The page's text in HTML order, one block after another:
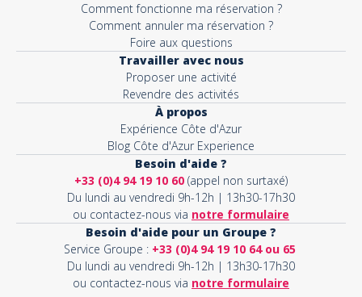
Comment fonctionne ma réservation ?
Comment annuler ma réservation ?
Foire aux questions
Travailler avec nous
Proposer une activité
Revendre des activités
À propos
Expérience Côte d'Azur
Blog Côte d'Azur Experience
Besoin d'aide ?
+33 (0)4 94 19 10 60 (appel non surtaxé)
Du lundi au vendredi 9h-12h | 13h30-17h30
ou contactez-nous via notre formulaire
Besoin d'aide pour un Groupe ?
Service Groupe : +33 (0)4 94 19 10 64 ou 65
Du lundi au vendredi 9h-12h | 13h30-17h30
ou contactez-nous via notre formulaire